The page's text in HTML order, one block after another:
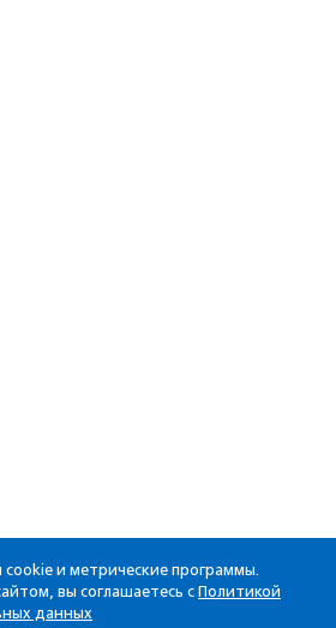
и метрические программы.
вы соглашаетесь с Политикой
данных